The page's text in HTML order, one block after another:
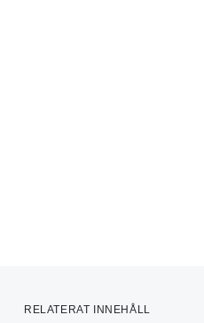
RELATERAT INNEHÅLL